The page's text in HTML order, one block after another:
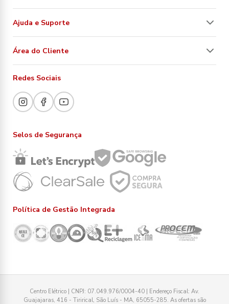
Ajuda e Suporte
Área do Cliente
Redes Sociais
Selos de Segurança
Política de Gestão Integrada
Centro Elétrico | CNPJ: 07.049.976/0004-40 | Endereço Fiscal: Av.
Guajajaras, 416 - Tirirical, São Luís - MA, 65055-285. As ofertas são